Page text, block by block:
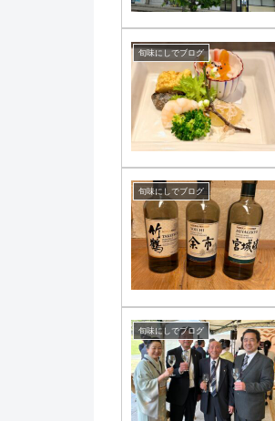
旬味にしでブログ
旬味にしでブログ
旬味にしでブログ